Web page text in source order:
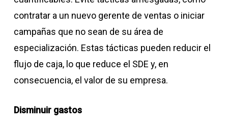
contratar a un nuevo gerente de ventas o iniciar
campañas que no sean de su área de
especialización. Estas tácticas pueden reducir el
flujo de caja, lo que reduce el SDE y, en
consecuencia, el valor de su empresa.
Disminuir gastos